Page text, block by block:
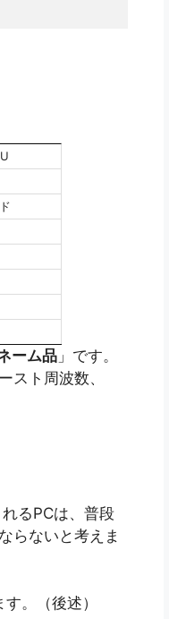
ーム品 」です。
スト周波数、
るPCは、普段
らないと考えま
。（後述）